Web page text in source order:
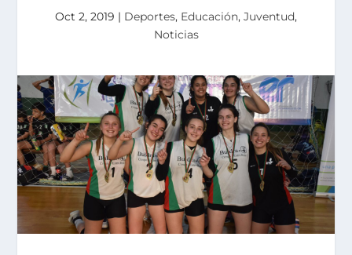
Oct 2, 2019 | Deportes, Educación, Juventud,
Noticias